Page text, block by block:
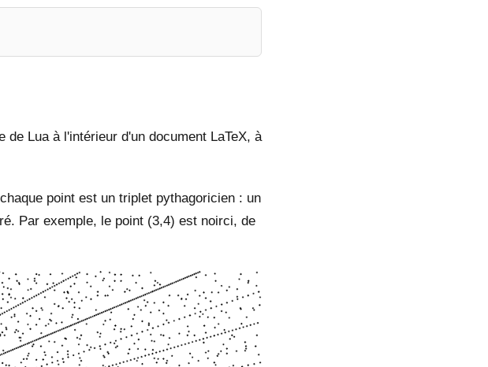
Lua à l'intérieur d'un document LaTeX, à
point est un triplet pythagoricien : un
Par exemple, le point (3,4) est noirci, de